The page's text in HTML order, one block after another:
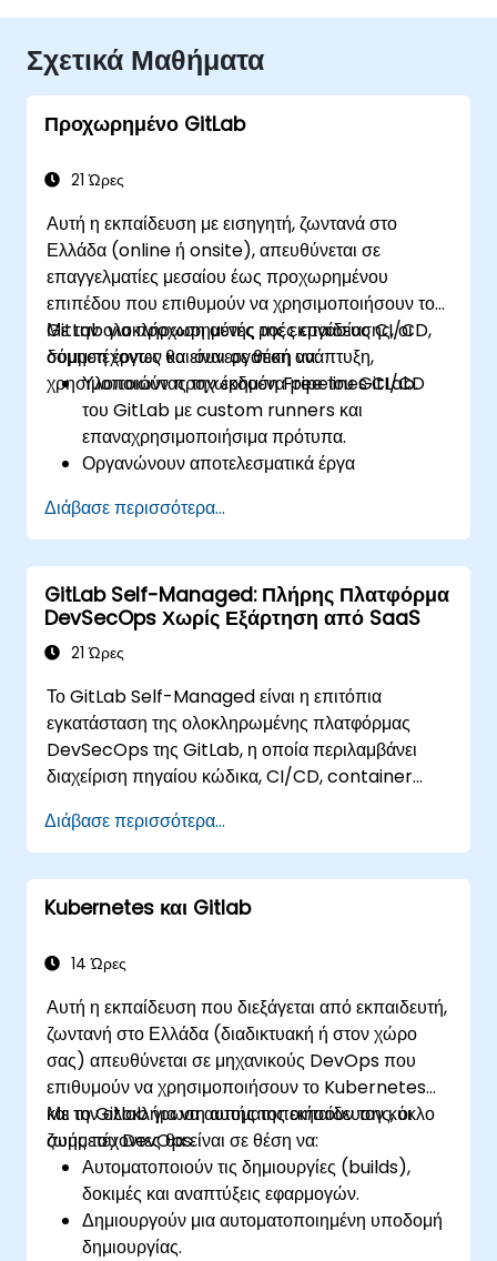
Σχετικά Μαθήματα
Προχωρημένο GitLab
21 Ώρες
Αυτή η εκπαίδευση με εισηγητή, ζωντανά στο
Ελλάδα (online ή onsite), απευθύνεται σε
επαγγελματίες μεσαίου έως προχωρημένου
επιπέδου που επιθυμούν να χρησιμοποιήσουν το
GitLab για προχωρημένες ροές εργασίας CI/CD,
δόμηση έργων και συνεργατική ανάπτυξη,
χρησιμοποιώντας την έκδοση Free του GitLab.
Με την ολοκλήρωση αυτής της εκπαίδευσης, οι
συμμετέχοντες θα είναι σε θέση να:
Υλοποιούν προχωρημένα pipelines CI/CD
του GitLab με custom runners και
επαναχρησιμοποιήσιμα πρότυπα.
Οργανώνουν αποτελεσματικά έργα
Συνεργάζονται στον κώδικα, τα issues και την
τεκμηρίωση με Markdown και εργαλεία του
GitLab.
Εφαρμόζουν GitLab Pages, ροές εργασίας
εκδόσεων και ασφαλείς διαμορφώσεις σε
πραγματικά έργα.
Διάβασε περισσότερα...
GitLab Self-Managed: Πλήρης Πλατφόρμα
DevSecOps Χωρίς Εξάρτηση από SaaS
21 Ώρες
Το GitLab Self-Managed είναι η επιτόπια
εγκατάσταση της ολοκληρωμένης πλατφόρμας
DevSecOps της GitLab, η οποία περιλαμβάνει
διαχείριση πηγαίου κώδικα, CI/CD, container
Αποτελεί το πρότυπο αναφοράς για οργανισμούς
που επιθυμούν το πλήρες σύνολο λειτουργιών του
GitLab χωρίς εξάρτηση από SaaS ή διαρροή
δεδομένων εκτός του δικτύου τους.
Διάβασε περισσότερα...
Kubernetes και Gitlab
14 Ώρες
Αυτή η εκπαίδευση που διεξάγεται από εκπαιδευτή,
ζωντανή στο Ελλάδα (διαδικτυακή ή στον χώρο
σας) απευθύνεται σε μηχανικούς DevOps που
επιθυμούν να χρησιμοποιήσουν το Kubernetes
και το Gitlab για να αυτοματοποιήσουν τον κύκλο
ζωής του DevOps.
Με την ολοκλήρωση αυτής της εκπαίδευσης, οι
συμμετέχοντες θα είναι σε θέση να:
Αυτοματοποιούν τις δημιουργίες (builds),
δοκιμές και αναπτύξεις εφαρμογών.
Δημιουργούν μια αυτοματοποιημένη υποδομή
δημιουργίας.